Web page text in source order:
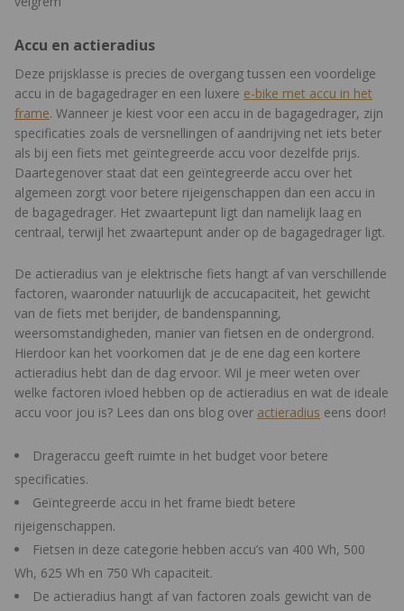
Accu en actieradius
Deze prijsklasse is precies de overgang tussen een voordelige
accu in de bagagedrager en een luxere e-bike met accu in het
frame. Wanneer je kiest voor een accu in de bagagedrager, zijn
specificaties zoals de versnellingen of aandrijving net iets beter
als bij een fiets met geïntegreerde accu voor dezelfde prijs.
Daartegenover staat dat een geïntegreerde accu over het
algemeen zorgt voor betere rijeigenschappen dan een accu in
de bagagedrager. Het zwaartepunt ligt dan namelijk laag en
centraal, terwijl het zwaartepunt ander op de bagagedrager ligt.
De actieradius van je elektrische fiets hangt af van verschillende
factoren, waaronder natuurlijk de accucapaciteit, het gewicht
van de fiets met berijder, de bandenspanning,
weersomstandigheden, manier van fietsen en de ondergrond.
Hierdoor kan het voorkomen dat je de ene dag een kortere
actieradius hebt dan de dag ervoor. Wil je meer weten over
welke factoren ivloed hebben op de actieradius en wat de ideale
accu voor jou is? Lees dan ons blog over actieradius eens door!
Drageraccu geeft ruimte in het budget voor betere
specificaties.
Geïntegreerde accu in het frame biedt betere
rijeigenschappen.
Fietsen in deze categorie hebben accu’s van 400 Wh, 500
Wh, 625 Wh en 750 Wh capaciteit.
De actieradius hangt af van factoren zoals gewicht van de